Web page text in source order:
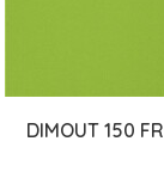
DIMOUT 150 FR